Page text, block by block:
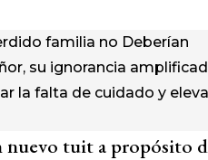
familia no Deberían
su ignorancia
la falta de cuidado y
tuit a propósito